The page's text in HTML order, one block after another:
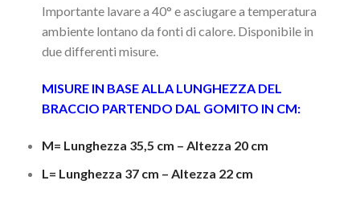
Importante lavare a 40° e asciugare a temperatura
ambiente lontano da fonti di calore. Disponibile in
due differenti misure.
MISURE IN BASE ALLA LUNGHEZZA DEL
BRACCIO PARTENDO DAL GOMITO IN CM:
M= Lunghezza 35,5 cm – Altezza 20 cm
L= Lunghezza 37 cm – Altezza 22 cm